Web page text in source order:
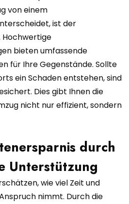
von einem
ist der
Hochwertige
bieten umfassende
für Ihre Gegenstände. Sollte
ein Schaden entstehen, sind
Dies gibt Ihnen die
nicht nur effizient, sondern
durch
Unterstützung
wie viel Zeit und
nimmt. Durch die